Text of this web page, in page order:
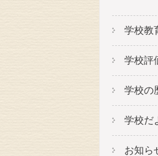
学校教
学校評
学校の
学校だ
お知ら